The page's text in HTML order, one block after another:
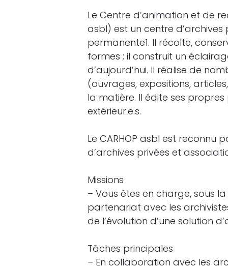
Le Centre d’animation et de
asbl) est un centre
permanente1. Il récolte,
formes ; il construit un
d’aujourd’hui. Il réalise de
(ouvrages, expositions,
la matière. Il édite ses propres
extérieur.e.s.
Le CARHOP asbl est reconnu
d’archives privées et
Missions
– Vous êtes en charge, sous
partenariat avec les
de l’évolution d’une solution
Tâches principales
– En collaboration avec les